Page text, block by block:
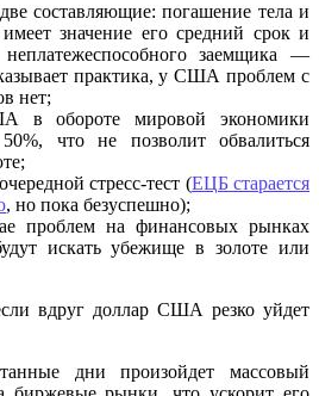
составляющие: погашение тела и
значение его средний срок и
заемщика —
практика, у США проблем с
нет;
в обороте мировой экономики
50%, что не позволит обвалиться
стресс-тест (ЕЦБ старается
, но пока безуспешно);
проблем на финансовых рынках
искать убежище в золоте или
вдруг доллар США резко уйдет
дни произойдет массовый